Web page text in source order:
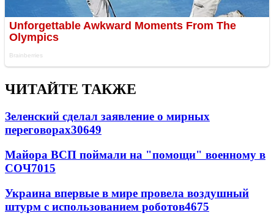
ЧИТАЙТЕ ТАКЖЕ
Зеленский сделал заявление о мирных
переговорах30649
Майора ВСП поймали на "помощи" военному в
СОЧ7015
Украина впервые в мире провела воздушный
штурм с использованием роботов4675